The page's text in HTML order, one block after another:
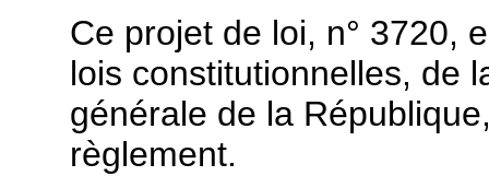
Ce projet de loi, n° 3720,
lois constitutionnelles, de
générale de la
règlement.